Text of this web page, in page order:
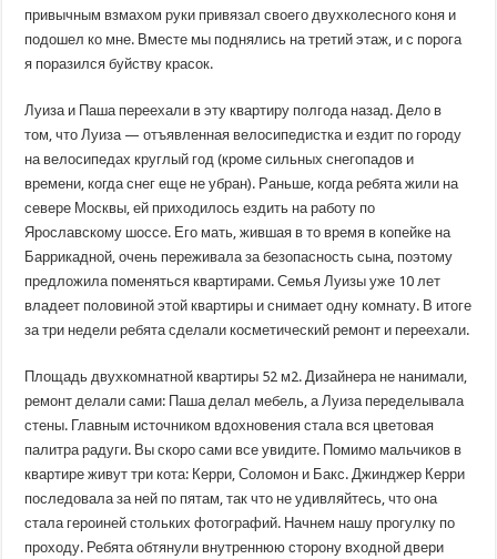
привычным взмахом руки привязал своего двухколесного коня и
подошел ко мне. Вместе мы поднялись на третий этаж, и с порога
я поразился буйству красок.
Луиза и Паша переехали в эту квартиру полгода назад. Дело в
том, что Луиза — отъявленная велосипедистка и ездит по городу
на велосипедах круглый год (кроме сильных снегопадов и
времени, когда снег еще не убран). Раньше, когда ребята жили на
севере Москвы, ей приходилось ездить на работу по
Ярославскому шоссе. Его мать, жившая в то время в копейке на
Баррикадной, очень переживала за безопасность сына, поэтому
предложила поменяться квартирами. Семья Луизы уже 10 лет
владеет половиной этой квартиры и снимает одну комнату. В итоге
за три недели ребята сделали косметический ремонт и переехали.
Площадь двухкомнатной квартиры 52 м2. Дизайнера не нанимали,
ремонт делали сами: Паша делал мебель, а Луиза переделывала
стены. Главным источником вдохновения стала вся цветовая
палитра радуги. Вы скоро сами все увидите. Помимо мальчиков в
квартире живут три кота: Керри, Соломон и Бакс. Джинджер Керри
последовала за ней по пятам, так что не удивляйтесь, что она
стала героиней стольких фотографий. Начнем нашу прогулку по
проходу. Ребята обтянули внутреннюю сторону входной двери